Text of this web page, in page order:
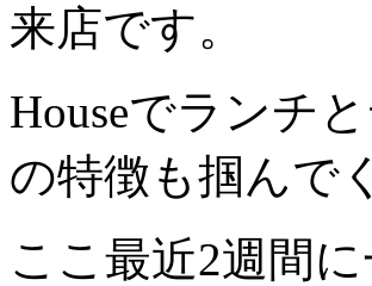
来店です。
Houseでランチ
の特徴も掴んで
ここ最近2週間